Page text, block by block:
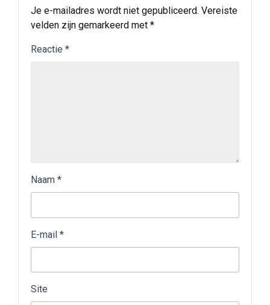
Je e-mailadres wordt niet gepubliceerd. Vereiste
velden zijn gemarkeerd met *
Reactie *
Naam *
E-mail *
Site